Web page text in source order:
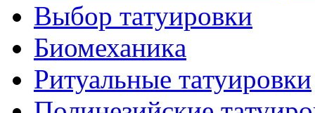
Выбор тaтуировки
Биомеханикa
Ритуальные тaтуировки